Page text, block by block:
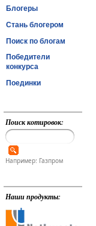
Блогеры
Стань блогером
Поиск по блогам
Победители
конкурса
Поединки
Поиск котировок:
Например: Газпром
Наши продукты: